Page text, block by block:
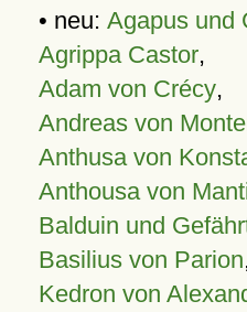
• neu: Agapus und
Agrippa Castor,
Adam von Crécy,
Andreas von
Anthusa von
Anthousa von
Balduin und
Basilius von Parion
Kedron von